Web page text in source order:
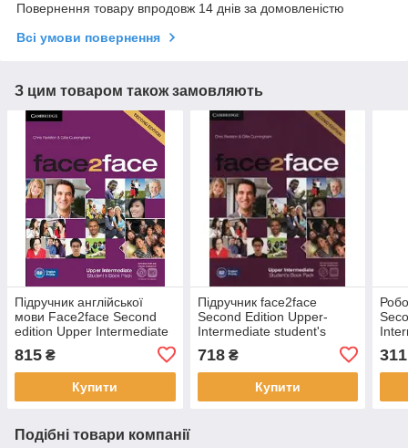
Повернення товару впродовж 14 днів за домовленістю
Всі умови повернення
З цим товаром також замовляють
Підручник англійської
мови Face2face Second
edition Upper Intermediate
student's Book with DVD-
ROM and Online
815 ₴
Купити
Підручник face2face
Second Edition Upper-
Intermediate student's
718₴
Купити
311
Подібні товари компанії